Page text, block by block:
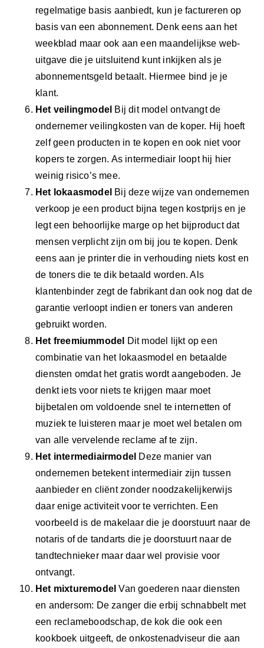
regelmatige basis aanbiedt, kun je factureren op
basis van een abonnement. Denk eens aan het
weekblad maar ook aan een maandelijkse web-
uitgave die je uitsluitend kunt inkijken als je
abonnementsgeld betaalt. Hiermee bind je je
klant.
Het veilingmodel Bij dit model ontvangt de
ondernemer veilingkosten van de koper. Hij hoeft
zelf geen producten in te kopen en ook niet voor
kopers te zorgen. As intermediair loopt hij hier
weinig risico’s mee.
Het lokaasmodel Bij deze wijze van ondernemen
verkoop je een product bijna tegen kostprijs en je
legt een behoorlijke marge op het bijproduct dat
mensen verplicht zijn om bij jou te kopen. Denk
eens aan je printer die in verhouding niets kost en
de toners die te dik betaald worden. Als
klantenbinder zegt de fabrikant dan ook nog dat de
garantie verloopt indien er toners van anderen
gebruikt worden.
Het freemiummodel
Dit model lijkt op een
combinatie van het lokaasmodel en betaalde
diensten omdat het gratis wordt aangeboden. Je
denkt iets voor niets te krijgen maar moet
bijbetalen om voldoende snel te internetten of
muziek te luisteren maar je moet wel betalen om
van alle vervelende reclame af te zijn.
Het intermediairmodel Deze manier van
ondernemen betekent intermediair zijn tussen
aanbieder en cliënt zonder noodzakelijkerwijs
daar enige activiteit voor te verrichten. Een
voorbeeld is de makelaar die je doorstuurt naar de
notaris of de tandarts die je doorstuurt naar de
tandtechnieker maar daar wel provisie voor
ontvangt.
Het mixturemodelVan goederen naar diensten
en andersom: De zanger die erbij schnabbelt met
een reclameboodschap, de kok die ook een
kookboek uitgeeft, de onkostenadviseur die aan